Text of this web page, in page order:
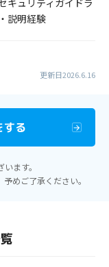
キュリティガイドラ
説明経験
更新日2026.6.16
する
ます。
めご了承ください。